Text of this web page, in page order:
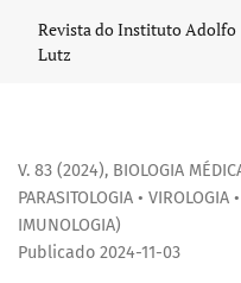
Codetecção por SARS-
Revista do Instituto Adolfo
Lutz
V. 83 (2024), BIOLOGIA
PARASITOLOGIA • VIROLOGIA
IMUNOLOGIA)
Publicado 2024-11-03